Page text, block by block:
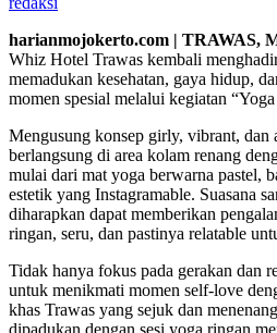
harianmojokerto.com | TRAWAS,
Whiz Hotel Trawas kembali
memadukan kesehatan, gaya hidup,
momen spesial melalui kegiatan
Mengusung konsep girly, vibrant, dan
berlangsung di area kolam renang
mulai dari mat yoga berwarna pastel,
estetik yang Instagramable. Suasana
diharapkan dapat memberikan
ringan, seru, dan pastinya relatable
Tidak hanya fokus pada gerakan dan
untuk menikmati momen self-love
khas Trawas yang sejuk dan
dipadukan dengan sesi yoga ringan